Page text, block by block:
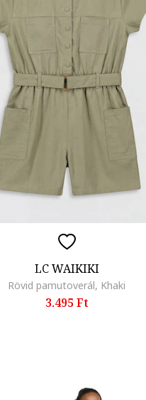
LC WAIKIKI
Rövid pamutoverál, Khaki
3.495 Ft